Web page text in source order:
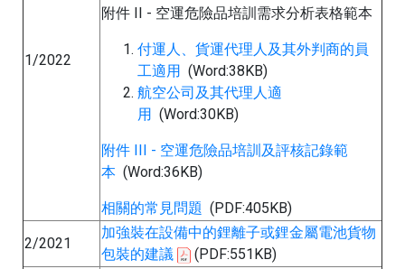
1/2022
附件 II - 空運危險品培訓需求分析表格範本
付運人、貨運代理人及其外判商的員
工適用 (Word:38KB)
航空公司及其代理人適
用 (Word:30KB)
附件 III - 空運危險品培訓及評核記錄範
本 (Word:36KB)
相關的常⾒問題 (PDF:405KB)
2/2021
加強裝在設備中的鋰離子或鋰金屬電池貨物
包裝的建議
(PDF:551KB)